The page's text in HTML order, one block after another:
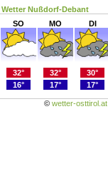
Wetter Nußdorf-Debant
SO
32°
16°
MO
32°
17°
DI
30°
17°
© wetter-osttirol.at